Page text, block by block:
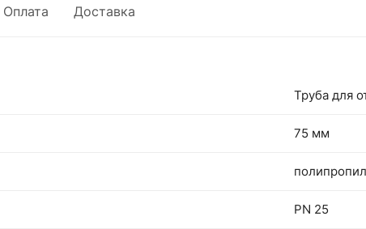
Оплата Доставка
Труба для
75 мм
PN 25